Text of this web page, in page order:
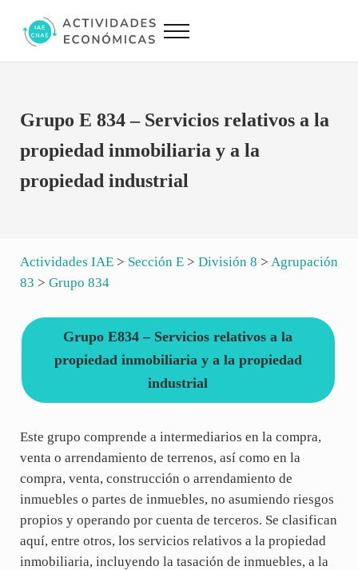
Actividades Económicas IAE CNAE
Menu
Grupo E 834 – Servicios relativos a la
propiedad inmobiliaria y a la
propiedad industrial
Actividades IAE> Sección E> División 8 > Agrupación
83 > Grupo 834
Grupo E834 – Servicios relativos a la
propiedad inmobiliaria y a la propiedad
industrial
Este grupo comprende a intermediarios en la compra,
venta o arrendamiento de terrenos, así como en la
compra, venta, construcción o arrendamiento de
inmuebles o partes de inmuebles, no asumiendo riesgos
propios y operando por cuenta de terceros. Se clasifican
aquí, entre otros, los servicios relativos a la propiedad
inmobiliaria, incluyendo la tasación de inmuebles, a la